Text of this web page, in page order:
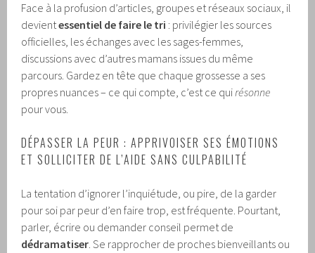
Face à la profusion d’articles, groupes et réseaux sociaux, il
devientessentiel de faire le tri : privilégier les sources
officielles, les échanges avec les sages-femmes,
discussions avec d’autres mamans issues du même
parcours. Gardez en tête que chaque grossesse a ses
propres nuances – ce qui compte, c’est ce quirésonne
pour vous.
DÉPASSER LA PEUR : APPRIVOISER SES ÉMOTIONS
ET SOLLICITER DE L’AIDE SANS CULPABILITÉ
La tentation d’ignorer l’inquiétude, ou pire, de la garder
pour soi par peur d’en faire trop, est fréquente. Pourtant,
parler, écrire ou demander conseil permet de
dédramatiser. Se rapprocher de proches bienveillants ou